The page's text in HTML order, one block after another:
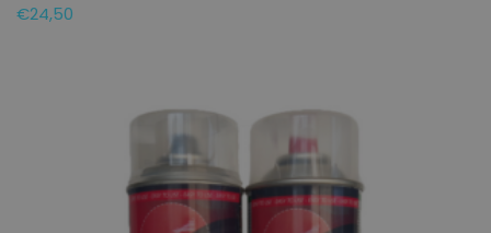
€24,50